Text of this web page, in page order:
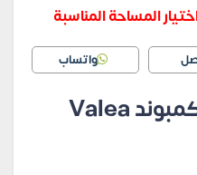
المساحة المناسبة
واتساب
مميزات الشراء في كمبوند Valea